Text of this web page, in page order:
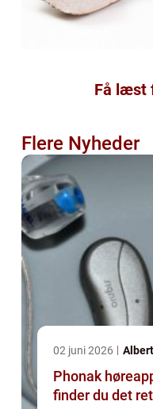
Få læst
Flere Nyheder
02 juni 2026
Phonak
finder du det